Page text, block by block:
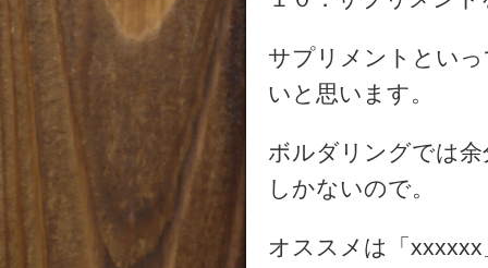
サプリメントとい
いと思います。
ボルダリングでは
しかないので。
オススメは「